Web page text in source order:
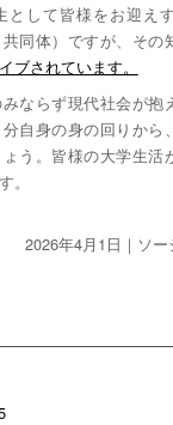
として皆様をお迎え
同体）ですが、その
ブされています。
ならず現代社会が抱
自身の身の回りから
う。皆様の大学生活
。
2026年4月1日｜ソ